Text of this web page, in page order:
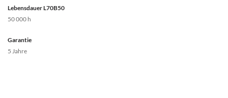
Lebensdauer L70B50
50 000 h
Garantie
5 Jahre